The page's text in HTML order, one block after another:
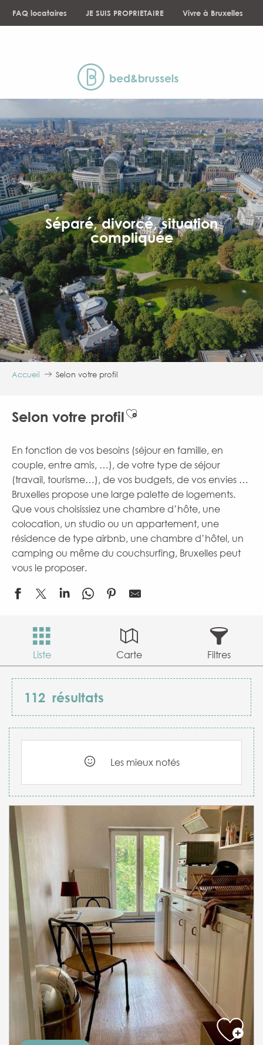
FAQ locataires JE SUIS PROPRIETAIRE Vivre à Bruxelles
Séparé, divorcé, situation
compliquée
Accueil Selon votre profil
Selon votre profilAjouter aux favoris
En fonction de vos besoins (séjour en famille, en
couple, entre amis, …), de votre type de séjour
(travail, tourisme…), de vos budgets, de vos envies …
Bruxelles propose une large palette de logements.
Que vous choisissiez une chambre d’hôte, une
colocation, un studio ou un appartement, une
résidence de type airbnb, une chambre d’hôtel, un
camping ou même du couchsurfing, Bruxelles peut
vous le proposer.
Liste Carte Filtres
112 résultats
Les mieux notés